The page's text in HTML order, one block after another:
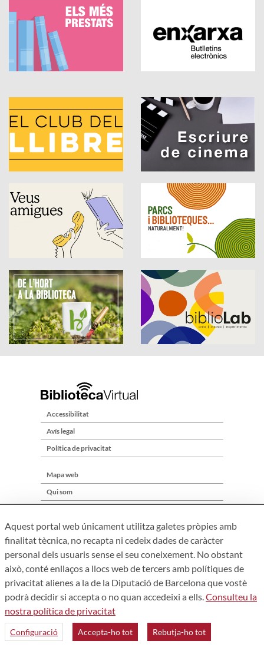
Accessibilitat
Avís legal
Política de privacitat
Mapa web
Qui som
Àrea de Cultura – Gerència de Serveis de Biblioteques. Zamora,
73. 08018 Barcelona. Tel: 934 022 241
Aquest portal web únicament utilitza galetes pròpies amb
finalitat tècnica, no recapta ni cedeix dades de caràcter
personal dels usuaris sense el seu coneixement. No obstant
això, conté enllaços a llocs web de tercers amb polítiques de
privacitat alienes a la de la Diputació de Barcelona que vostè
podrà decidir si accepta o no quan accedeixi a ells.Consulteu la
nostra política de privacitat
Configuració Accepta-ho tot Rebutja-ho tot